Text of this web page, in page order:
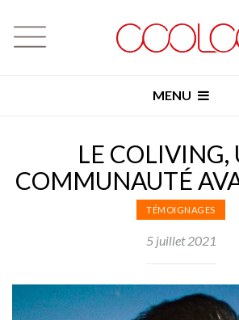
MENU
LE COLIVING,
COMMUNAUTÉ
TÉMOIGNAGES
5 juillet 2021